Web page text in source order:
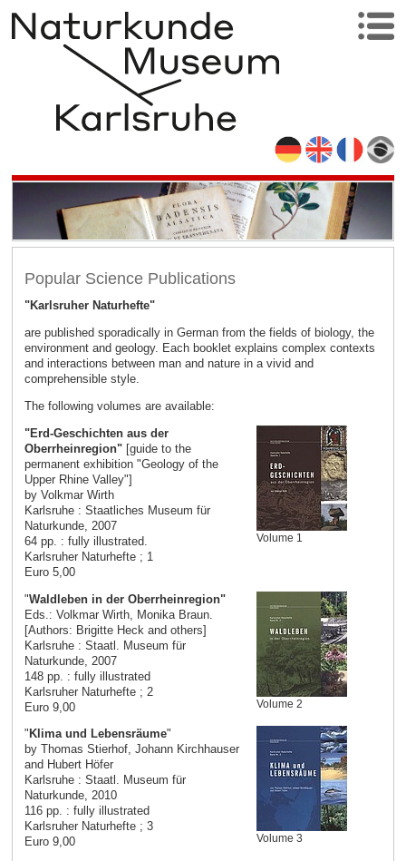
Popular Science Publications
"Karlsruher Naturhefte"
are published sporadically in German from the fields of biology, the
environment and geology. Each booklet explains complex contexts
and interactions between man and nature in a vivid and
comprehensible style.
The following volumes are available:
Volume 1
"Erd-Geschichten aus der
Oberrheinregion"[guide to the
permanent exhibition "Geology of the
Upper Rhine Valley"]
by Volkmar Wirth
Karlsruhe : Staatliches Museum für
Naturkunde, 2007
64 pp. : fully illustrated.
Karlsruher Naturhefte ; 1
Euro 5,00
Volume 2
"Waldleben in der Oberrheinregion"
Eds.: Volkmar Wirth, Monika Braun.
[Authors: Brigitte Heck and others]
Karlsruhe : Staatl. Museum für
Naturkunde, 2007
148 pp. : fully illustrated
Karlsruher Naturhefte ; 2
Euro 9,00
Volume 3
" Klima und Lebensräume"
by Thomas Stierhof, Johann Kirchhauser
and Hubert Höfer
Karlsruhe : Staatl. Museum für
Naturkunde, 2010
116 pp. : fully illustrated
Karlsruher Naturhefte ; 3
Euro 9,00